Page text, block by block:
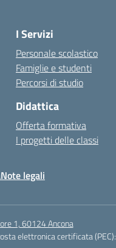
I Servizi
Personale scolastico
Famiglie e studenti
Percorsi di studio
Didattica
Offerta formativa
I progetti delle classi
Note legali
1, 60124 Ancona
elettronica certificata (PEC):